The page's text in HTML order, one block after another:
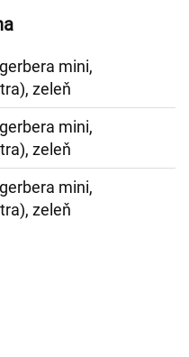
mini,
zeleň
mini,
zeleň
mini,
zeleň